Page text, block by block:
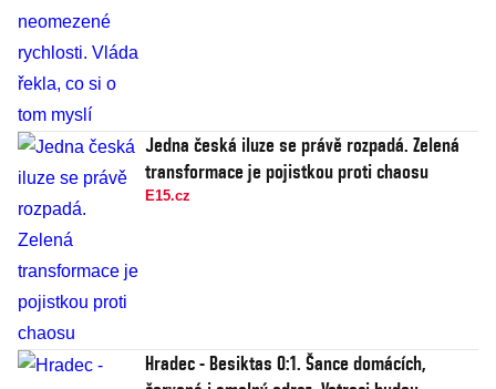
Jedna česká iluze se právě rozpadá. Zelená
transformace je pojistkou proti chaosu
E15.cz
Hradec - Besiktas 0:1. Šance domácích,